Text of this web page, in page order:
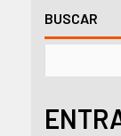
BUSCAR